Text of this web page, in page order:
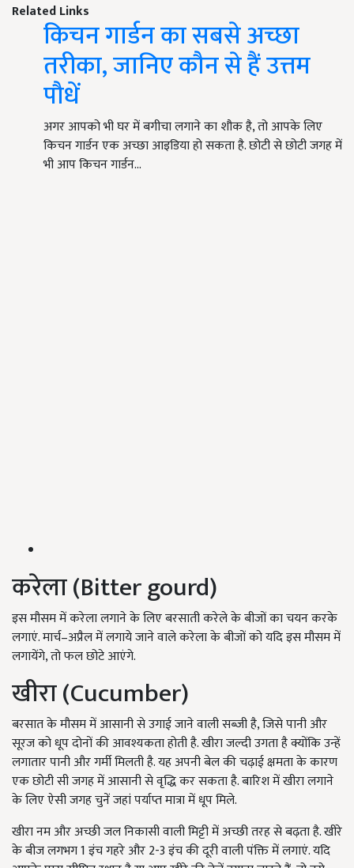
Related Links
किचन गार्डन का सबसे अच्छा
तरीका, जानिए कौन से हैं उत्तम
पौधें
अगर आपको भी घर में बगीचा लगाने का शौक है, तो आपके लिए
किचन गार्डन एक अच्छा आइडिया हो सकता है. छोटी से छोटी जगह में
भी आप किचन गार्डन…
करेला (Bitter gourd)
इस मौसम में करेला लगाने के लिए बरसाती करेले के बीजों का चयन करके
लगाएं. मार्च–अप्रैल में लगाये जाने वाले करेला के बीजों को यदि इस मौसम में
लगायेंगे, तो फल छोटे आएंगे.
खीरा (Cucumber)
बरसात के मौसम में आसानी से उगाई जाने वाली सब्जी है, जिसे पानी और
सूरज को धूप दोनों की आवश्यकता होती है. खीरा जल्दी उगता है क्योंकि उन्हें
लगातार पानी और गर्मी मिलती है. यह अपनी बेल की चढ़ाई क्षमता के कारण
एक छोटी सी जगह में आसानी से वृद्धि कर सकता है. बारिश में खीरा लगाने
के लिए ऐसी जगह चुनें जहां पर्याप्त मात्रा में धूप मिले.
खीरा नम और अच्छी जल निकासी वाली मिट्टी में अच्छी तरह से बढ़ता है. खीरे
के बीज लगभग 1 इंच गहरे और 2-3 इंच की दूरी वाली पंक्ति में लगाएं. यदि